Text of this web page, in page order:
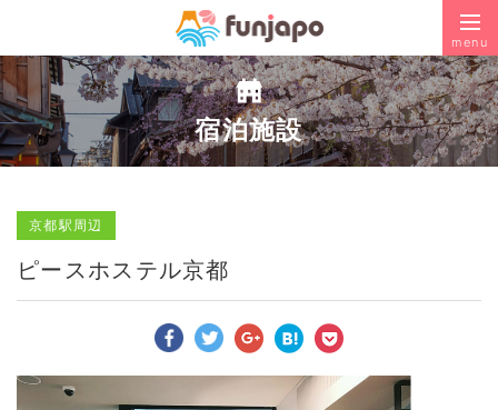
menu
宿泊施設
京都駅周辺
ピースホステル京都